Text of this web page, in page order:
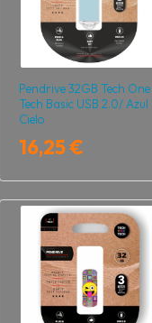
Pendrive 32GB Tech One
Tech Basic USB 2.0/ Azul
Cielo
16,25 €